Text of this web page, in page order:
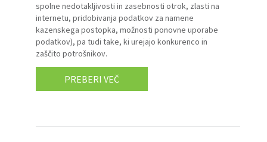
spolne nedotakljivosti in zasebnosti otrok, zlasti na
internetu, pridobivanja podatkov za namene
kazenskega postopka, možnosti ponovne uporabe
podatkov), pa tudi take, ki urejajo konkurenco in
zaščito potrošnikov.
PREBERI VEČ